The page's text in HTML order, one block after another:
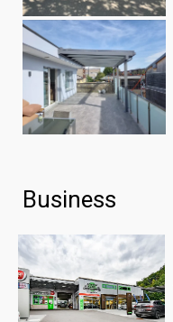
Business